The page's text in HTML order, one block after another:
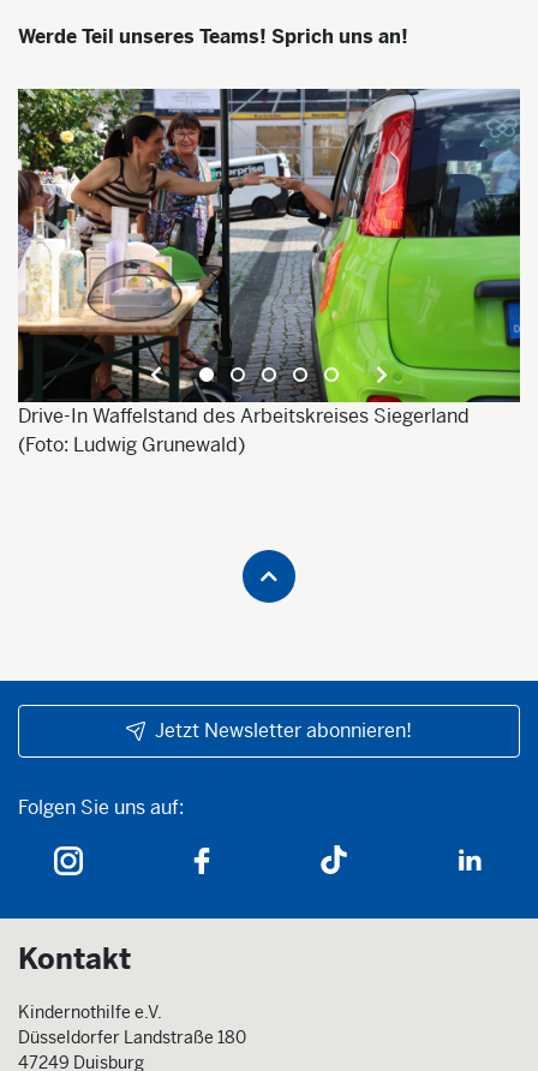
Werde Teil unseres Teams! Sprich uns an!
Drive-In Waffelstand des Arbeitskreises Siegerland
(Foto: Ludwig Grunewald)
Jetzt Newsletter abonnieren!
Folgen Sie uns auf:
Folgen Sie uns auf:
Kontakt
Kindernothilfe e.V.
Düsseldorfer Landstraße 180
47249 Duisburg